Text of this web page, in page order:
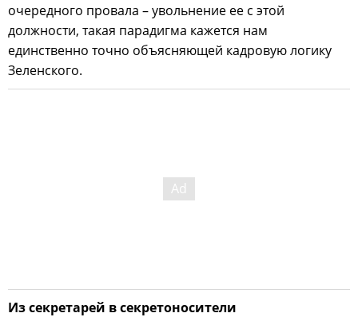
очередного провала – увольнение ее с этой
должности, такая парадигма кажется нам
единственно точно объясняющей кадровую логику
Зеленского.
Из секретарей в секретоносители